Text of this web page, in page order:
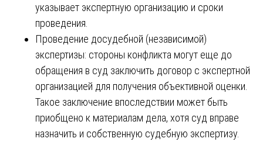
указывает экспертную организацию и сроки
проведения.
Проведение досудебной (независимой)
экспертизы: стороны конфликта могут еще до
обращения в суд заключить договор с экспертной
организацией для получения объективной оценки.
Такое заключение впоследствии может быть
приобщено к материалам дела, хотя суд вправе
назначить и собственную судебную экспертизу.